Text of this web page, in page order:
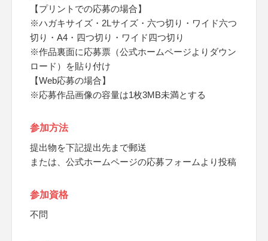
【プリントでの応募の場合】
※ハガキサイズ・2Lサイズ・六つ切り・ワイド六つ
切り・A4・四つ切り・ワイド四つ切り
※作品裏面に応募票（公式ホームページよりダウン
ロード）を貼り付け
【Web応募の場合】
※応募作品画像の容量は1枚3MB未満とする
参加方法
提出物を下記提出先まで郵送
または、公式ホームページの応募フォームより投稿
参加資格
不問